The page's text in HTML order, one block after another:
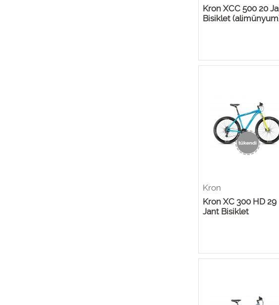
Kron XCC 500 20
Bisiklet
Kron
Kron XC 300 HD 29
Jant Bisiklet